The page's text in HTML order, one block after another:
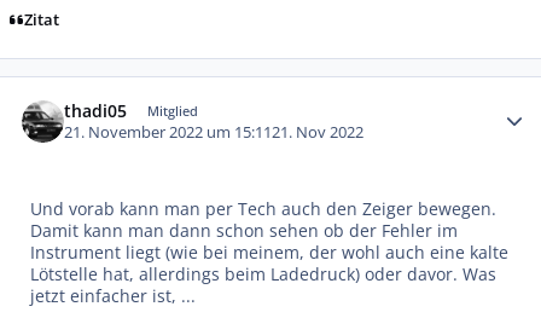
Zitat
thadi05 Mitglied
21. November 2022 um 15:1121. Nov 2022
Und vorab kann man per Tech auch den Zeiger bewegen.
Damit kann man dann schon sehen ob der Fehler im
Instrument liegt (wie bei meinem, der wohl auch eine kalte
Lötstelle hat, allerdings beim Ladedruck) oder davor. Was
jetzt einfacher ist, ...